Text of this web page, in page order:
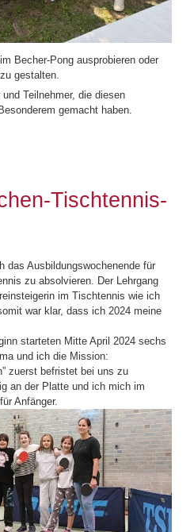
Becher-Pong ausprobieren oder
gestalten.
Teilnehmer, die diesen
gemacht haben.
Tischtennis-
das Ausbildungswochenende für
zu absolvieren. Der Lehrgang
im Tischtennis wie ich
war klar, dass ich 2024 meine
starteten Mitte April 2024 sechs
und ich die Mission:
zuerst befristet bei uns zu
an der Platte und ich mich im
Anfänger.